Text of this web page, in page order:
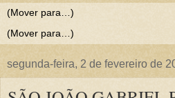
segunda-feira, 2 de fevereiro de